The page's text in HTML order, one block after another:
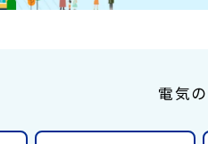
電気